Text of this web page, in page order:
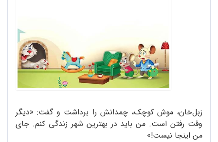
زبل‌‌خان، موش کوچک، چمدانش را برداشت و گفت: «دیگر
وقت رفتن است. من باید در بهترین شهر زندگی کنم. جای
من اینجا نیست!»